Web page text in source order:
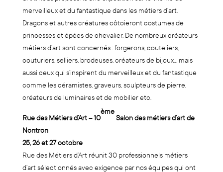
merveilleux et du fantastique dans les métiers d’art.
Dragons et autres créatures côtoieront costumes de
princesses et épées de chevalier. De nombreux créateurs
métiers d’art sont concernés : forgerons, couteliers,
couturiers, selliers, brodeuses, créateurs de bijoux… mais
aussi ceux qui s’inspirent du merveilleux et du fantastique
comme les céramistes, graveurs, sculpteurs de pierre,
créateurs de luminaires et de mobilier etc.
Rue des Métiers d’Art –10
ème
Salon des métiers d’art de
Nontron
25, 26 et 27 octobre
Rue des Métiers d’Art réunit 30 professionnels métiers
d’art sélectionnés avec exigence par nos équipes qui ont